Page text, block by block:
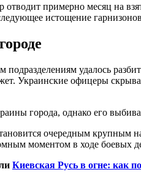
отводит примерно месяц на
истощение
удалось
Украинские офицеры
города, однако его
очередным крупным
моментом в ходе боевых
Киевская Русь в огне: как